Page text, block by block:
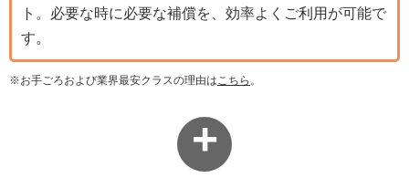
ト。必要な時に必要な補償を、効率よくご利用が可能で
す。
※お手ごろおよび業界最安クラスの理由は こちら 。
+